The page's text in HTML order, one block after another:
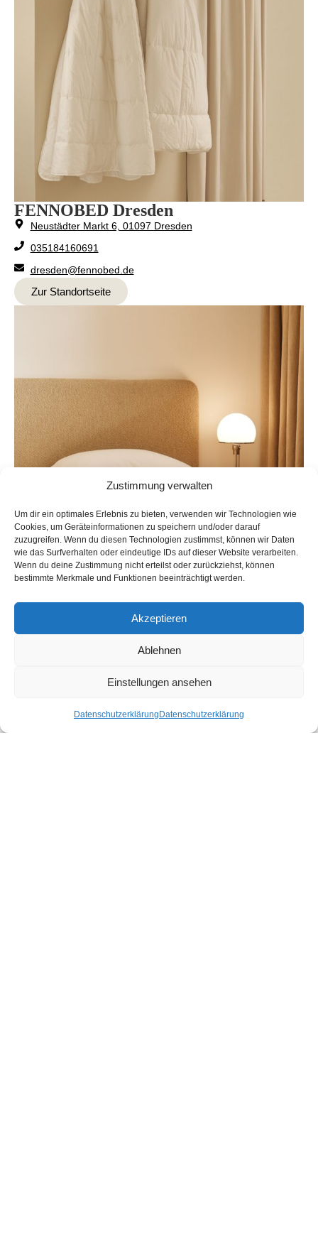
Zustimmung verwalten
Um dir ein optimales Erlebnis zu bieten, verwenden wir Technologien wie
Cookies, um Geräteinformationen zu speichern und/oder darauf
zuzugreifen. Wenn du diesen Technologien zustimmst, können wir Daten
wie das Surfverhalten oder eindeutige IDs auf dieser Website verarbeiten.
Wenn du deine Zustimmung nicht erteilst oder zurückziehst, können
bestimmte Merkmale und Funktionen beeinträchtigt werden.
Akzeptieren
Ablehnen
Einstellungen ansehen
Datenschutzerklärung Datenschutzerklärung
FENNOBED Dresden
Neustädter Markt 6, 01097 Dresden
035184160691
dresden@fennobed.de
Zur Standortseite
FENNOBED Düsseldorf
Ernst-Gnoß-Straße 3, 40219 Düsseldorf
Zur Standortseite